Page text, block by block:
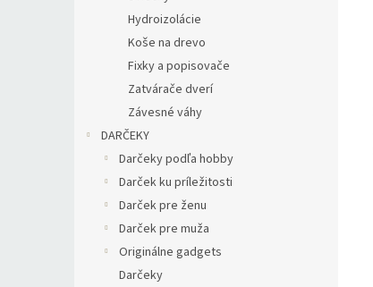
Hydroizolácie
Koše na drevo
Fixky a popisovače
Zatvárače dverí
Závesné váhy
DARČEKY
Darčeky podľa hobby
Darček ku príležitosti
Darček pre ženu
Darček pre muža
Originálne gadgets
Darčeky